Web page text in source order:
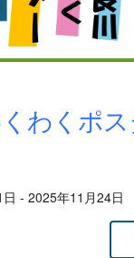
わくポ
日 - 2025年11月24日